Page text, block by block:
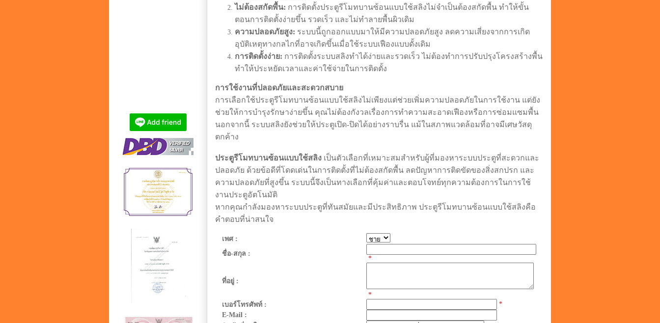
ไม่ต้องสกัดพื้น: การติดตั้งประตูรีโมทบานซ้อนแบบใช้สลิงไม่จำเป็นต้องสกัดพื้น ทำให้ขั้น
ตอนการติดตั้งง่ายขึ้น รวดเร็ว และไม่ทำลายพื้นผิวเดิม
ความปลอดภัยสูง: ระบบนี้ถูกออกแบบมาให้มีความปลอดภัยสูง ลดความเสี่ยงจากการเกิด
อุบัติเหตุทางกลไกที่อาจเกิดขึ้นเมื่อใช้ระบบเฟืองแบบดั้งเดิม
การติดตั้งง่าย: การติดตั้งระบบสลิงทำได้ง่ายและรวดเร็ว ไม่ต้องทำการปรับปรุงโครงสร้างพื้น
ทำให้ประหยัดเวลาและค่าใช้จ่ายในการติดตั้ง
การใช้งานที่ปลอดภัยและสะดวกสบาย
การเลือกใช้ประตูรีโมทบานซ้อนแบบใช้สลิงไม่เพียงแต่ช่วยเพิ่มความปลอดภัยในการใช้งาน แต่ยัง
ช่วยให้การบำรุงรักษาง่ายขึ้น คุณไม่ต้องกังวลเรื่องการทำความสะอาดเฟืองหรือการซ่อมแซมพื้น
นอกจากนี้ ระบบสลิงยังช่วยให้ประตูเปิด-ปิดได้อย่างราบรื่น แม้ในสภาพแวดล้อมที่อาจมีเศษวัสดุ
ตกค้าง
ประตูรีโมทบานซ้อนแบบใช้สลิงเป็นตัวเลือกที่เหมาะสมสำหรับผู้ที่มองหาระบบประตูที่สะดวกและ
ปลอดภัย ด้วยข้อดีที่โดดเด่นในการติดตั้งที่ไม่ต้องสกัดพื้น ลดปัญหาการติดขัดของสิ่งสกปรก และ
ความปลอดภัยที่สูงขึ้น ระบบนี้จึงเป็นทางเลือกที่คุ้มค่าและตอบโจทย์ทุกความต้องการในการใช้
งานประตูอัตโนมัติ
หากคุณกำลังมองหาระบบประตูที่ทันสมัยและมีประสิทธิภาพ ประตูรีโมทบานซ้อนแบบใช้สลิงคือ
คำตอบที่น่าสนใจ
เพศ :
ชื่อ-สกุล :
*
ที่อยู่ :
*
เบอร์โทรศัพท์ :
*
E-Mail :